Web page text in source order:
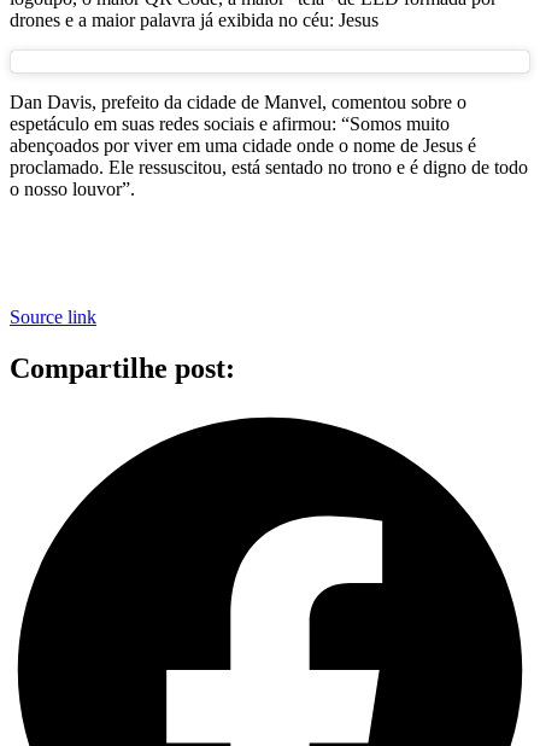
drones e a maior palavra já exibida no céu: Jesus
Dan Davis, prefeito da cidade de Manvel, comentou sobre o
espetáculo em suas redes sociais e afirmou: “Somos muito
abençoados por viver em uma cidade onde o nome de Jesus é
proclamado. Ele ressuscitou, está sentado no trono e é digno de todo
o nosso louvor”.
Source link
Compartilhe post: